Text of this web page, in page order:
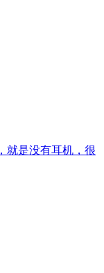
就是没有耳机，很